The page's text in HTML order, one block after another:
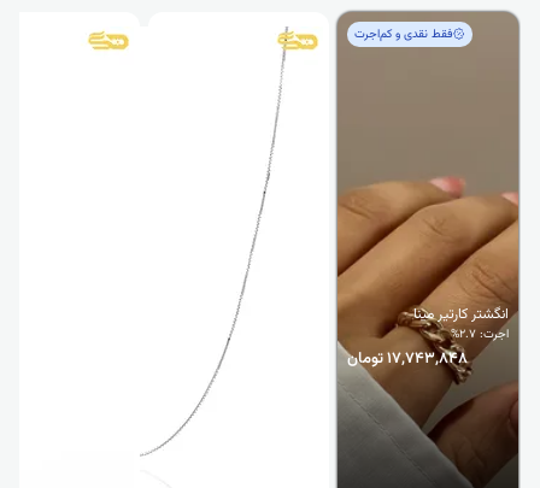
فقط‌ نقدی و کم‌اجرت
انگشتر کارتیر مینا
اجرت: 2.7%
17,743,848 تومان